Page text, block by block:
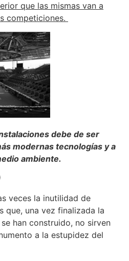
que las mismas van a
competiciones.
debe de ser
modernas tecnologías y a
ambiente.
veces la inutilidad de
que, una vez finalizada la
han construido, no sirven
a la estupidez del